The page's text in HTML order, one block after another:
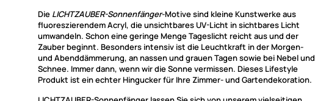
Die LICHTZAUBER-Sonnenfänger-Motive sind kleine Kunstwerke aus
fluoreszierendem Acryl, die unsichtbares UV-Licht in sichtbares Licht
umwandeln. Schon eine geringe Menge Tageslicht reicht aus und der
Zauber beginnt. Besonders intensiv ist die Leuchtkraft in der Morgen-
und Abenddämmerung, an nassen und grauen Tagen sowie bei Nebel und
Schnee. Immer dann, wenn wir die Sonne vermissen. Dieses Lifestyle
Produkt ist ein echter Hingucker für Ihre Zimmer- und Gartendekoration.